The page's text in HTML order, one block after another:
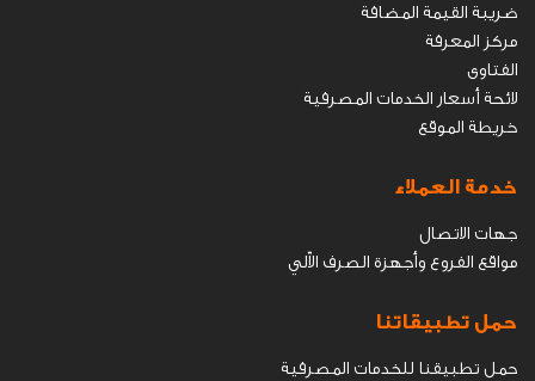
ضريبة القيمة المضافة
مركز المعرفة
الفتاوى
ﻻﺋﺤﺔ أﺳﻌﺎر اﻟﺨﺪﻣﺎت اﻟﻤﺼﺮﻓﯿﺔ
خريطة الموقع
خدمة العملاء
جهات الاتصال
مواقع الفروع وأجهزة الصرف الاّلي
حمل تطبيقاتنا
حمل تطبيقنا للخدمات المصرفية